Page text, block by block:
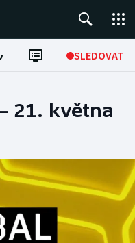
SLEDOVAT
21. května